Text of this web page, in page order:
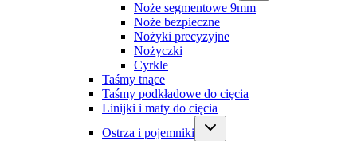
Noże segmentowe 9mm
Noże bezpieczne
Nożyki precyzyjne
Nożyczki
Cyrkle
Taśmy tnące
Taśmy podkładowe do cięcia
Linijki i maty do cięcia
Ostrza i pojemniki